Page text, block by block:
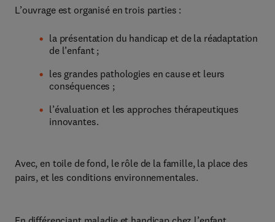
L’ouvrage est organisé en trois parties :
la présentation du handicap et de la réadaptation
de l’enfant ;
les grandes pathologies en cause et leurs
conséquences ;
l’évaluation et les approches thérapeutiques
innovantes.
Avec, en toile de fond, le rôle de la famille, la place des
pairs, et les conditions environnementales.